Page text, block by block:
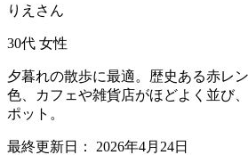
りえさん
30代 女性
夕暮れの散歩に最適。歴史ある赤レ
色、カフェや雑貨店がほどよく並び
ポット。
最終更新日： 2026年4月24日